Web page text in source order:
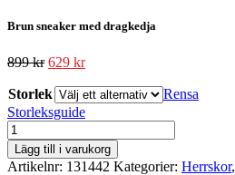
Brun sneaker med dragkedja
899kr 629 kr
Storlek
Rensa
Storleksguide
MARCO
TOZZI
mängd
Lägg till i varukorg
Artikelnr: 131442 Kategorier: Herrskor,